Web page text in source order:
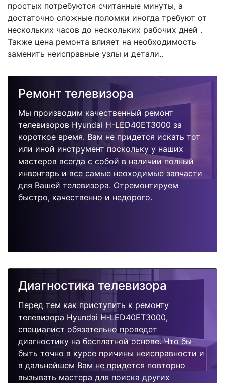
простых потребуются считанные минуты, а
достаточно сложные поломки иногда требуют от
нескольких часов до нескольких рабочих дней .
Также цена ремонта влияет на необходимость
заменить неисправные узлы и детали..
Ремонт телевизора
Мы производим качественный ремонт
телевизоров Hyundai H-LED40ET3000 за
короткое время. Вам не придется искать тот
или иной инструмент поскольку у наших
мастеров всегда с собой в наличии полный
инвентарь и все самые неоходимые запчасти
для Вашей телевизора. Отремонтируем
быстро, качественно и недорого.
Диагностика телевизора
Перед тем как приступить к ремонту
телевизора Hyundai H-LED40ET3000,
специалист обязательно проведет
диагностику на бесплатной основе. Что бы
быть точно в курсе причины неисправности и
в дальнейшем Вам не придется повторно
вызывать мастера для поиска других